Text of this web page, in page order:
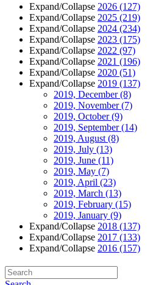
Expand/Collapse 2026 (127)
Expand/Collapse 2025 (219)
Expand/Collapse 2024 (234)
Expand/Collapse 2023 (175)
Expand/Collapse 2022 (97)
Expand/Collapse 2021 (196)
Expand/Collapse 2020 (51)
Expand/Collapse 2019 (137)
2019, December(8)
2019, November(7)
2019, October(9)
2019, September(14)
2019, August (8)
2019, July (13)
2019, June (11)
2019, May (7)
2019, April (23)
2019, March (13)
2019, February (15)
2019, January (9)
Expand/Collapse 2018 (137)
Expand/Collapse 2017 (133)
Expand/Collapse 2016 (157)